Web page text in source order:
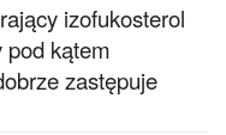
izofukosterol
pod kątem
zastępuje